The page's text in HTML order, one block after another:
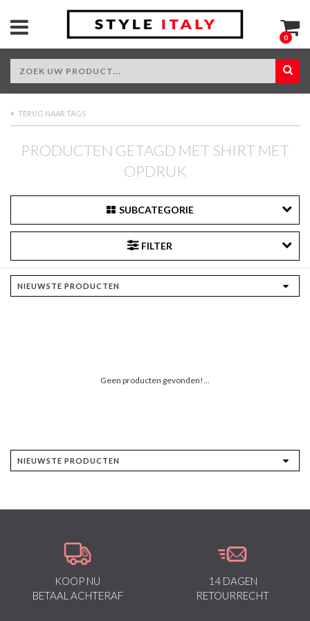
0
TERUG NAAR TAGS
PRODUCTEN GETAGD MET SHIRT MET
OPDRUK
SUBCATEGORIE
FILTER
Geen producten gevonden!...
KOOP NU
BETAAL ACHTERAF
14 DAGEN
RETOURRECHT